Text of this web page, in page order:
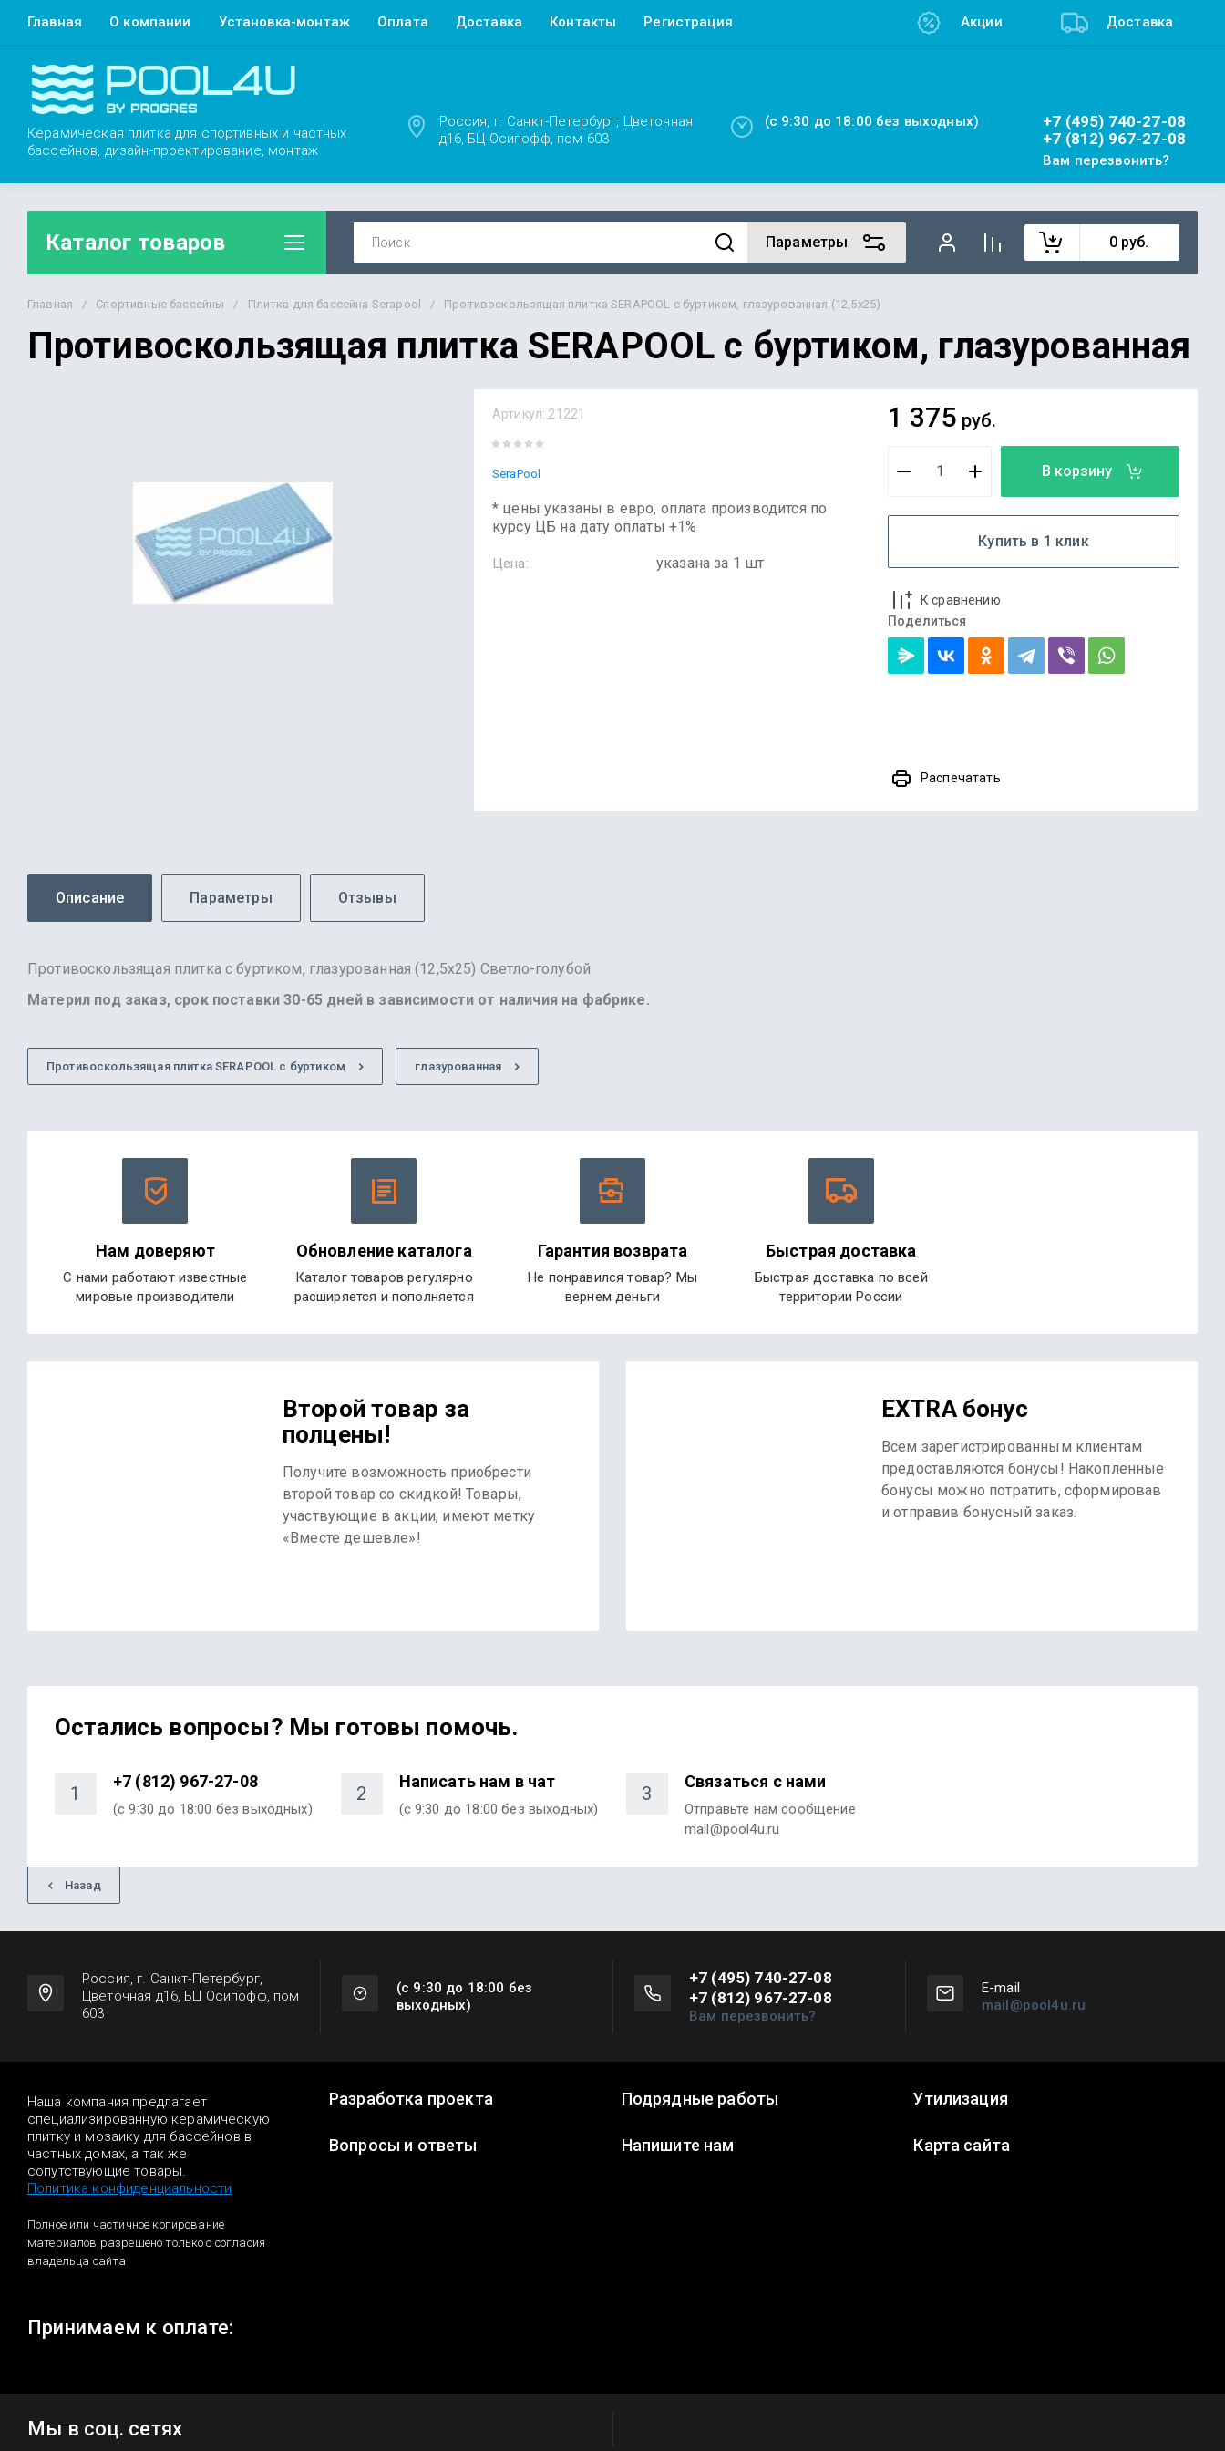
Главная О компании Установка-монтаж Оплата Доставка Контакты Регистрация Акции Доставка
Керамическая плитка для спортивных и частных
бассейнов, дизайн-проектирование, монтаж
Россия, г. Санкт-Петербург, Цветочная
д16, БЦ Осипофф, пом 603
(с 9:30 до 18:00 без выходных)
+7 (495) 740-27-08
+7 (812) 967-27-08
Вам перезвонить?
Каталог товаров Параметры 0 руб.
Главная / Спортивные бассейны / Плитка для бассейна Serapool / Противоскользящая плитка SERAPOOL с буртиком, глазурованная (12,5х25)
Противоскользящая плитка SERAPOOL с буртиком, глазурованная
Артикул: 21221
SeraPool
* цены указаны в евро, оплата производится по
курсу ЦБ на дату оплаты +1%
Цена: указана за 1 шт
1 375 руб.
В корзину
Купить в 1 клик
К сравнению
Поделиться
Распечатать
Описание Параметры Отзывы
Противоскользящая плитка с буртиком, глазурованная (12,5х25) Светло-голубой
Материл под заказ, срок поставки 30-65 дней в зависимости от наличия на фабрике.
Противоскользящая плитка SERAPOOL с буртиком глазурованная
Нам доверяют
С нами работают известные
мировые производители
Обновление каталога
Каталог товаров регулярно
расширяется и пополняется
Гарантия возврата
Не понравился товар? Мы
вернем деньги
Быстрая доставка
Быстрая доставка по всей
территории России
Второй товар за
полцены!
Получите возможность приобрести
второй товар со скидкой! Товары,
участвующие в акции, имеют метку
«Вместе дешевле»!
EXTRA бонус
Всем зарегистрированным клиентам
предоставляются бонусы! Накопленные
бонусы можно потратить, сформировав
и отправив бонусный заказ.
Остались вопросы? Мы готовы помочь.
1
+7 (812) 967-27-08
(с 9:30 до 18:00 без выходных)
2
Написать нам в чат
(с 9:30 до 18:00 без выходных)
3
Связаться с нами
Отправьте нам сообщение
mail@pool4u.ru
Назад
Россия, г. Санкт-Петербург,
Цветочная д16, БЦ Осипофф, пом
603
(с 9:30 до 18:00 без
выходных)
+7 (495) 740-27-08
+7 (812) 967-27-08
Вам перезвонить?
Е-mail
mail@pool4u.ru
Наша компания предлагает
специализированную керамическую
плитку и мозаику для бассейнов в
частных домах, а так же
сопутствующие товары.
Политика конфиденциальности
Полное или частичное копирование
материалов разрешено только с согласия
владельца сайта
Разработка проекта Подрядные работы Утилизация
Вопросы и ответы Напишите нам Карта сайта
Принимаем к оплате:
Мы в соц. сетях